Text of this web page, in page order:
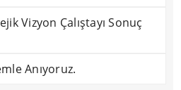
Vizyon Çalıştayı Sonuç
Anıyoruz.